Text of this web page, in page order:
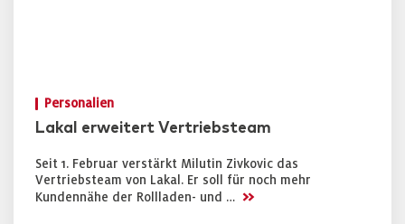
Personalien
Lakal erweitert Vertriebsteam
Seit 1. Februar verstärkt Milutin Zivkovic das
Vertriebsteam von Lakal. Er soll für noch mehr
Kundennähe der Rollladen- und … >>